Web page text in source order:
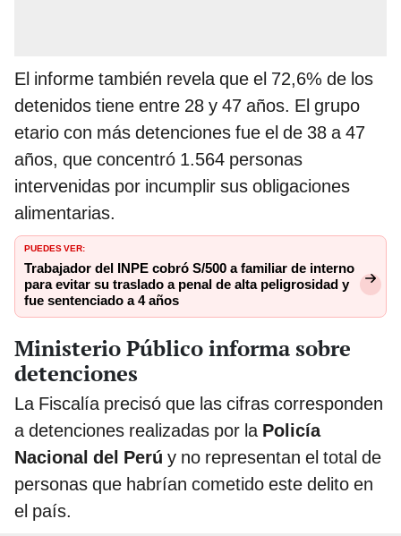
El informe también revela que el 72,6% de los
detenidos tiene entre 28 y 47 años. El grupo
etario con más detenciones fue el de 38 a 47
años, que concentró 1.564 personas
intervenidas por incumplir sus obligaciones
alimentarias.
PUEDES VER:
Trabajador del INPE cobró S/500 a familiar de interno
para evitar su traslado a penal de alta peligrosidad y
fue sentenciado a 4 años
Ministerio Público informa sobre
detenciones
La Fiscalía precisó que las cifras corresponden
a detenciones realizadas por la Policía
Nacional del Perú y no representan el total de
personas que habrían cometido este delito en
el país.